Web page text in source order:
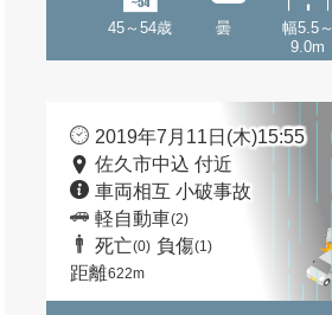
45～54歳 曇
幅5.5～
9.0m
2019年7月11日(木)15:55
佐久市中込 付近
車両相互 小破事故
軽自動車(2)
死亡(0) 負傷(1)
距離622m